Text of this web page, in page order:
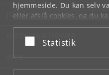
hjemmeside. Du kan selv
eller afslå cookies, og du
underCookie- og
bunden af hver side.
Acceptér eller afslå
Statistik
JOB OG KARRIERE
NØDSITUATIONER
WEB